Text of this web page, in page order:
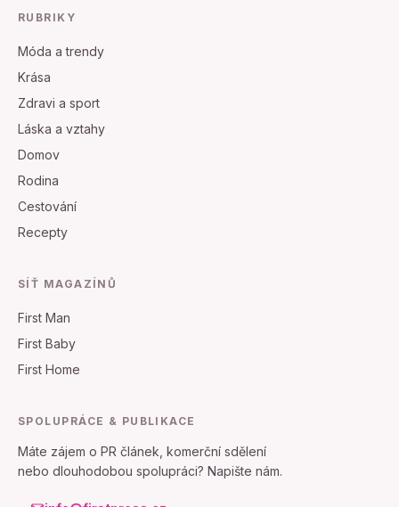
RUBRIKY
Móda a trendy
Krása
Zdravi a sport
Láska a vztahy
Domov
Rodina
Cestování
Recepty
SÍŤ MAGAZÍNŮ
First Man
First Baby
First Home
SPOLUPRÁCE & PUBLIKACE
Máte zájem o PR článek, komerční sdělení
nebo dlouhodobou spolupráci? Napište nám.